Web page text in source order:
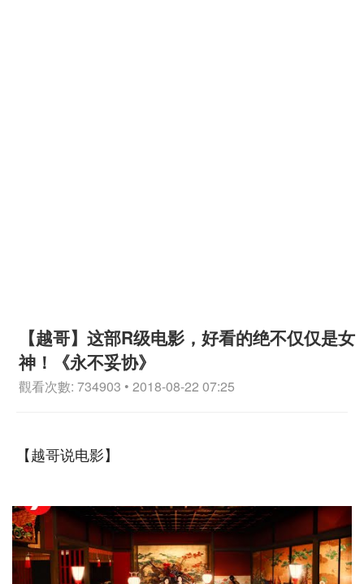
【越哥】这部R级电影，好看的绝不仅仅是女
神！《永不妥协》
觀看次數: 734903 • 2018-08-22 07:25
【越哥说电影】